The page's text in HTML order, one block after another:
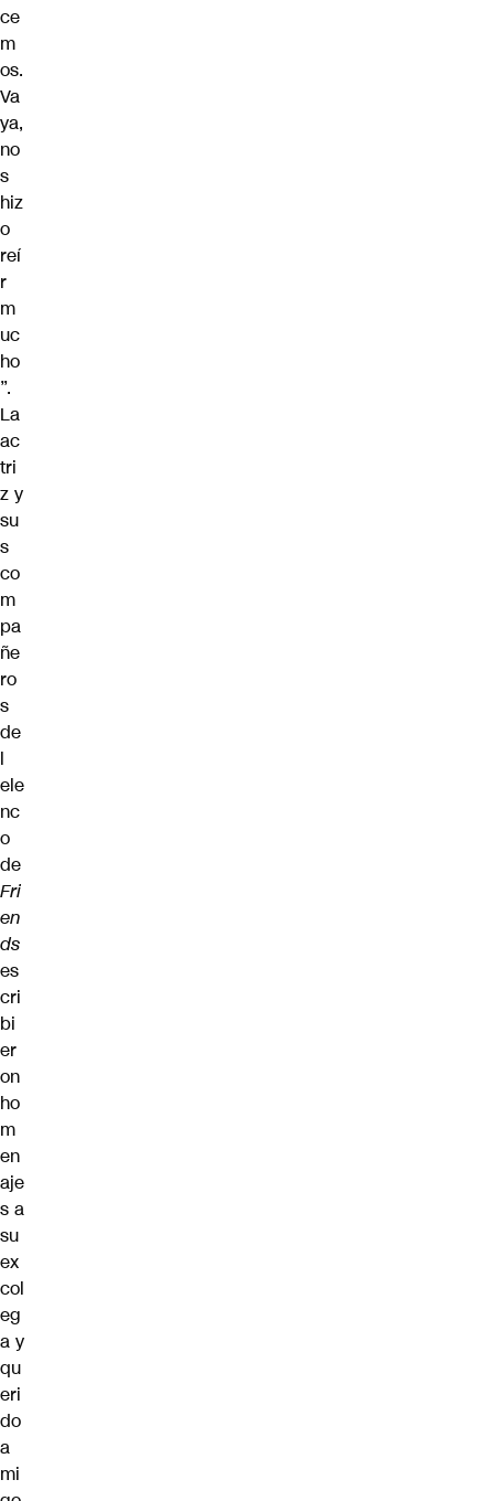
ce
m
os.
Va
ya,
no
s
hiz
o
reí
r
m
uc
ho
”.
La
ac
tri
z y
su
s
co
m
pa
ñe
ro
s
de
l
ele
nc
o
de
Fri
en
ds
es
cri
bi
er
on
ho
m
en
aje
s a
su
ex
col
eg
a y
qu
eri
do
a
mi